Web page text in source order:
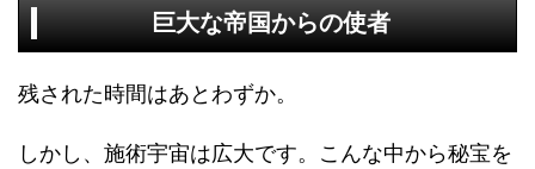
巨大な帝国からの使者
残された時間はあとわずか。
しかし、施術宇宙は広大です。こんな中から秘宝を